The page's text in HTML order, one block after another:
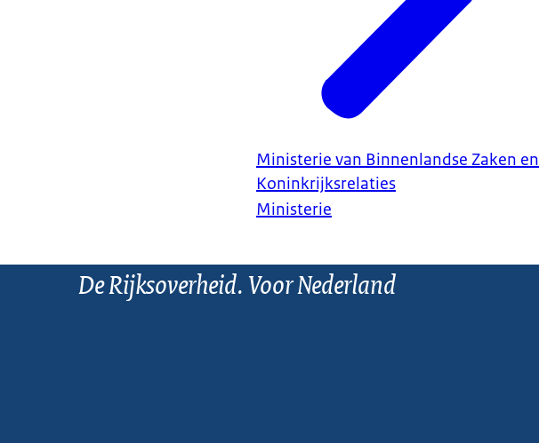
Ministerie van Binnenlandse Zaken en
Koninkrijksrelaties
Ministerie
De Rijksoverheid. Voor Nederland